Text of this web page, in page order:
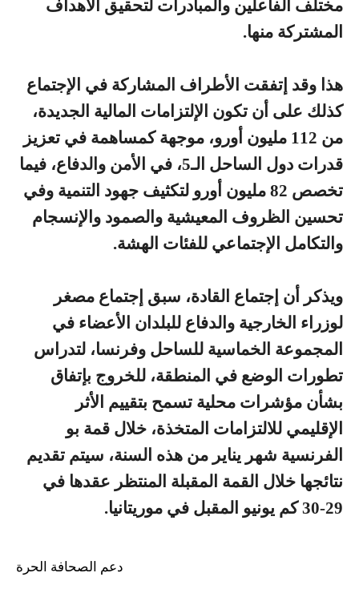
مختلف الفاعلين والمبادرات لتحقيق الأهداف
المشتركة منها.
هذا وقد إتفقت الأطراف المشاركة في الإجتماع
كذلك على أن تكون الإلتزامات المالية الجديدة،
من 112 مليون أورو، موجهة كمساهمة في تعزيز
قدرات دول الساحل الـ5، في الأمن والدفاع، فيما
تخصص 82 مليون أورو لتكثيف جهود التنمية وفي
تحسين الظروف المعيشية والصمود والإنسجام
والتكامل الإجتماعي للفئات الهشة.
ويذكر أن إجتماع القادة، سبق إجتماع مصغر
لوزراء الخارجية والدفاع للبلدان الأعضاء في
المجموعة الخماسية للساحل وفرنسا، لتدراس
تطورات الوضع في المنطقة، للخروج بإتفاق
بشأن مؤشرات محلية تسمح بتقييم الأثر
الإقليمي للالتزامات المتخذة، خلال قمة بو
الفرنسية شهر يناير من هذه السنة، سيتم تقديم
نتائجها خلال القمة المقبلة المنتظر عقدها في
29-30 كم يونيو المقبل في موريتانيا.
دعم الصحافة الحرة